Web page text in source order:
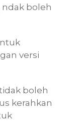
boleh
versi
boleh
kerahkan